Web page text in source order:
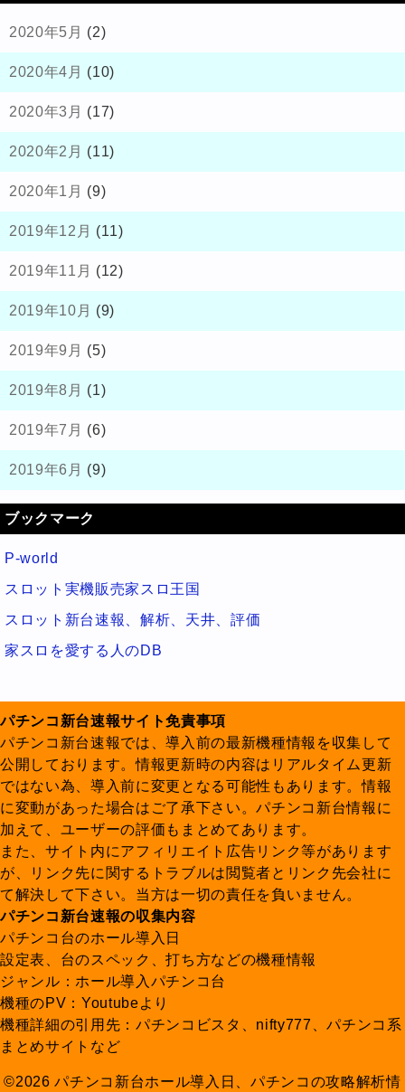
2020年5月 (2)
2020年4月 (10)
2020年3月 (17)
2020年2月 (11)
2020年1月 (9)
2019年12月 (11)
2019年11月 (12)
2019年10月 (9)
2019年9月 (5)
2019年8月 (1)
2019年7月 (6)
2019年6月 (9)
ブックマーク
P-world
スロット実機販売家スロ王国
スロット新台速報、解析、天井、評価
家スロを愛する人のDB
パチンコ新台速報サイト免責事項
パチンコ新台速報では、導入前の最新機種情報を収集して
公開しております。情報更新時の内容はリアルタイム更新
ではない為、導入前に変更となる可能性もあります。情報
に変動があった場合はご了承下さい。パチンコ新台情報に
加えて、ユーザーの評価もまとめてあります。
また、サイト内にアフィリエイト広告リンク等があります
が、リンク先に関するトラブルは閲覧者とリンク先会社に
て解決して下さい。当方は一切の責任を負いません。
パチンコ新台速報の収集内容
パチンコ台のホール導入日
設定表、台のスペック、打ち方などの機種情報
ジャンル：ホール導入パチンコ台
機種のPV：Youtubeより
機種詳細の引用先：パチンコビスタ、nifty777、パチンコ系
まとめサイトなど
©2026 パチンコ新台ホール導入日、パチンコの攻略解析情